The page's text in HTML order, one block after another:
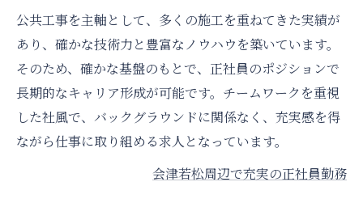
公共工事を主軸として、多くの施工を重ねてきた実績が
あり、確かな技術力と豊富なノウハウを築いています。
そのため、確かな基盤のもとで、正社員のポジションで
長期的なキャリア形成が可能です。チームワークを重視
した社風で、バックグラウンドに関係なく、充実感を得
ながら仕事に取り組める求人となっています。
会津若松周辺で充実の正社員勤務